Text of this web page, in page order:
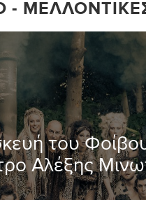
-
του
Αλέξης